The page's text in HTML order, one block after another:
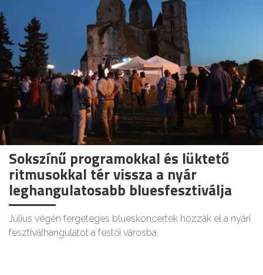
Sokszínű programokkal és lüktető
ritmusokkal tér vissza a nyár
leghangulatosabb bluesfesztiválja
Július végén fergeteges blueskoncertek hozzák el a nyári
fesztiválhangulatot a festői városba.